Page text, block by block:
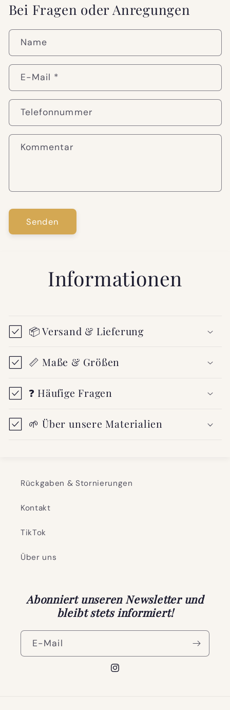
Bei Fragen oder Anregungen
Name
E-Mail *
Telefonnummer
Kommentar
Senden
Informationen
📦 Versand & Lieferung
📏 Maße & Größen
❓ Häufige Fragen
🌱 Über unsere Materialien
Rückgaben & Stornierungen
Kontakt
TikTok
Über uns
Abonniert unseren Newsletter und
bleibt stets informiert!
E-Mail
Instagram